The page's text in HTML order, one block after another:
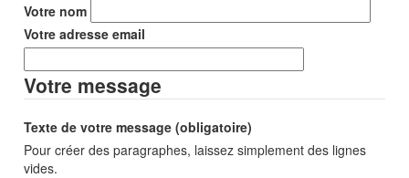
Votre nom
Votre adresse email
Votre message
Texte de votre message (obligatoire)
Pour créer des paragraphes, laissez simplement des lignes
vides.